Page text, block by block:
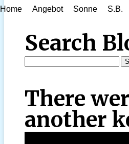
Home Angebot Sonne S.B.
Search
There
another